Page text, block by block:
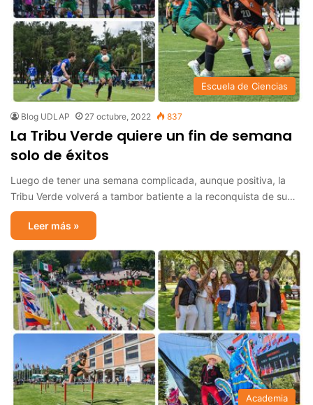
Escuela de Ciencias
Blog UDLAP 27 octubre, 2022 837
La Tribu Verde quiere un fin de semana
solo de éxitos
Luego de tener una semana complicada, aunque positiva, la
Tribu Verde volverá a tambor batiente a la reconquista de su…
Leer más »
Academia